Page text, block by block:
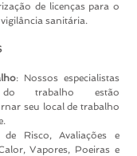
de licenças para o
sanitária.
: Nossos especialistas
trabalho estão
seu local de trabalho
de Risco, Avaliações e
Vapores, Poeiras e